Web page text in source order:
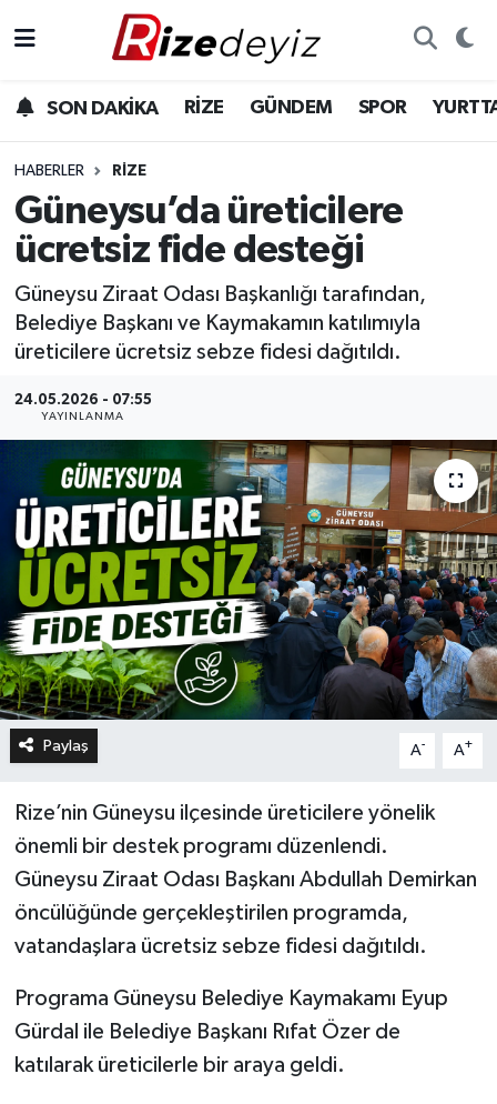
SON DAKİKA RİZE GÜNDEM SPOR
HABERLER RIZE
Güneysu’da üreticilere
ücretsiz fide desteği
Güneysu Ziraat Odası Başkanlığı tarafından,
Belediye Başkanı ve Kaymakamın katılımıyla
üreticilere ücretsiz sebze fidesi dağıtıldı.
24.05.2026 - 07:55
YAYINLANMA
Paylaş A- A+
Rize’nin Güneysu ilçesinde üreticilere yönelik
önemli bir destek programı düzenlendi.
Güneysu Ziraat Odası Başkanı Abdullah Demirkan
öncülüğünde gerçekleştirilen programda,
vatandaşlara ücretsiz sebze fidesi dağıtıldı.
Programa Güneysu Belediye Kaymakamı Eyup
Gürdal ile Belediye Başkanı Rıfat Özer de
katılarak üreticilerle bir araya geldi.
Gündem
Yurttan Haberler
Ekonomi
Teknoloji
Rize Hava Durumu
Rize Trafik Yoğunluk Haritası
Süper Lig Puan Durumu ve Fikstür
Tüm Manşetler
Haber Arşivi